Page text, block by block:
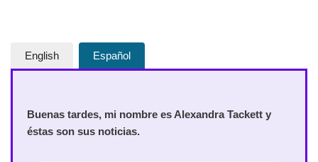
English Español
Buenas tardes, mi nombre es Alexandra Tackett y
éstas son sus noticias.